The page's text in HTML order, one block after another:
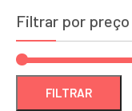
Filtrar por preço
FILTRAR